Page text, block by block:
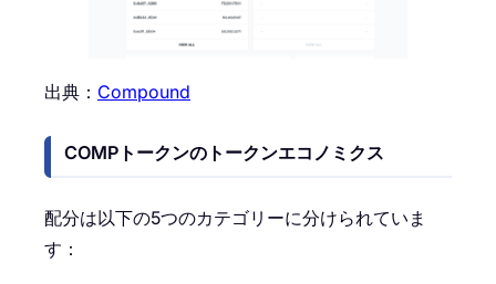
出典： Compound
COMPトークンのトークンエコノミクス
配分は以下の5つのカテゴリーに分けられていま
す：